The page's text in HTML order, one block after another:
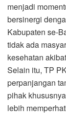
menjadi
bersinergi
Kabupaten se-
tidak ada
kesehatan
Selain itu, TP
perpanjangan
pihak
lebih